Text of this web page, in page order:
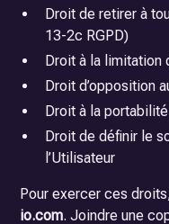
Droit de retirer à
13-2c RGPD)
Droit à la limitation
Droit d’opposition
Droit à la
Droit de définir le
l’Utilisateur
Pour exercer ces
io.com. Joindre une